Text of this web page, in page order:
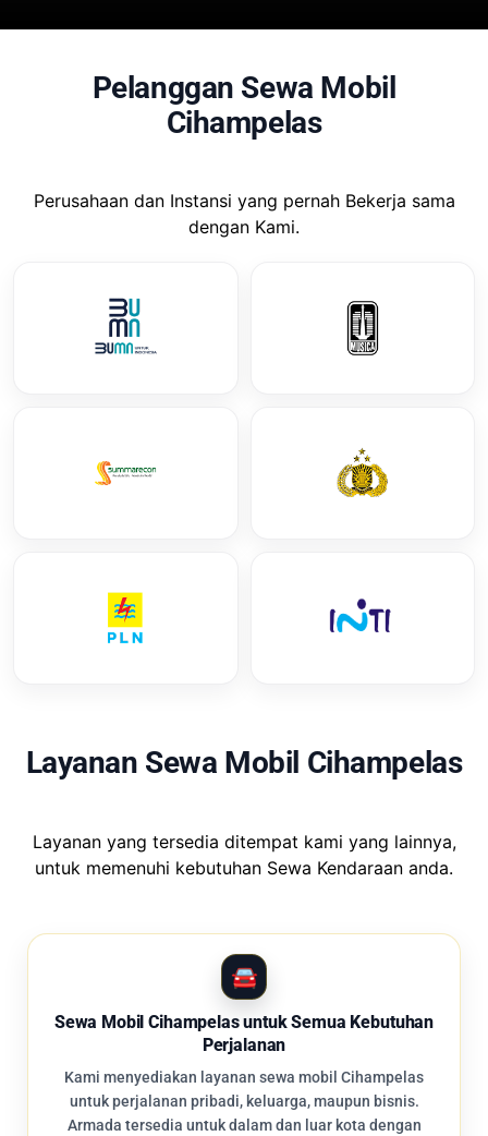
Pelanggan Sewa Mobil
Cihampelas
Perusahaan dan Instansi yang pernah Bekerja sama
dengan Kami.
Layanan Sewa Mobil Cihampelas
Layanan yang tersedia ditempat kami yang lainnya,
untuk memenuhi kebutuhan Sewa Kendaraan anda.
Sewa Mobil Cihampelas untuk Semua Kebutuhan
Perjalanan
Kami menyediakan layanan sewa mobil Cihampelas
untuk perjalanan pribadi, keluarga, maupun bisnis.
Armada tersedia untuk dalam dan luar kota dengan